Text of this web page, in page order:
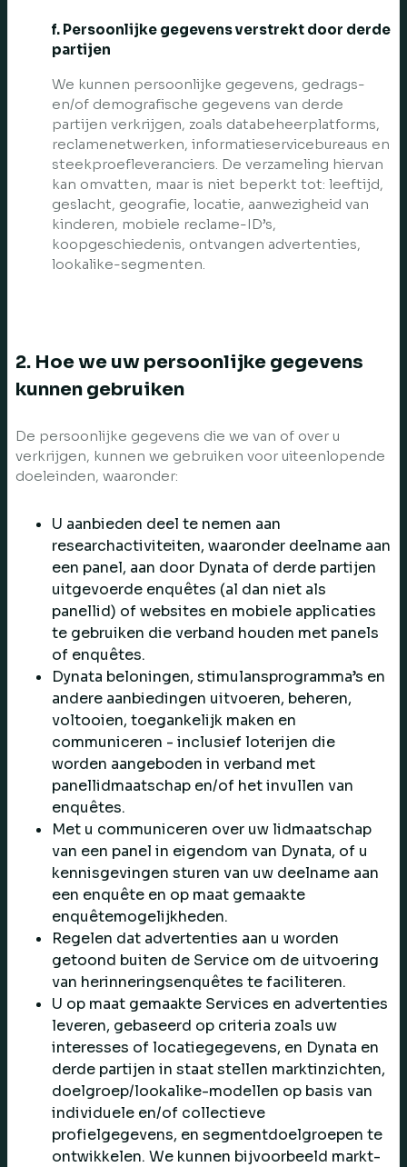
f. Persoonlijke gegevens verstrekt door derde
partijen
We kunnen persoonlijke gegevens, gedrags-
en/of demografische gegevens van derde
partijen verkrijgen, zoals databeheerplatforms,
reclamenetwerken, informatieservicebureaus en
steekproefleveranciers. De verzameling hiervan
kan omvatten, maar is niet beperkt tot: leeftijd,
geslacht, geografie, locatie, aanwezigheid van
kinderen, mobiele reclame-ID’s,
koopgeschiedenis, ontvangen advertenties,
lookalike-segmenten.
2. Hoe we uw persoonlijke gegevens
kunnen gebruiken
De persoonlijke gegevens die we van of over u
verkrijgen, kunnen we gebruiken voor uiteenlopende
doeleinden, waaronder:
U aanbieden deel te nemen aan
researchactiviteiten, waaronder deelname aan
een panel, aan door Dynata of derde partijen
uitgevoerde enquêtes (al dan niet als
panellid) of websites en mobiele applicaties
te gebruiken die verband houden met panels
of enquêtes.
Dynata beloningen, stimulansprogramma’s en
andere aanbiedingen uitvoeren, beheren,
voltooien, toegankelijk maken en
communiceren - inclusief loterijen die
worden aangeboden in verband met
panellidmaatschap en/of het invullen van
enquêtes.
Met u communiceren over uw lidmaatschap
van een panel in eigendom van Dynata, of u
kennisgevingen sturen van uw deelname aan
een enquête en op maat gemaakte
enquêtemogelijkheden.
Regelen dat advertenties aan u worden
getoond buiten de Service om de uitvoering
van herinneringsenquêtes te faciliteren.
U op maat gemaakte Services en advertenties
leveren, gebaseerd op criteria zoals uw
interesses of locatiegegevens, en Dynata en
derde partijen in staat stellen marktinzichten,
doelgroep/lookalike-modellen op basis van
individuele en/of collectieve
profielgegevens, en segmentdoelgroepen te
ontwikkelen. We kunnen bijvoorbeeld markt-